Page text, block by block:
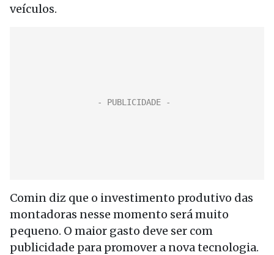
veículos.
Comin diz que o investimento produtivo das
montadoras nesse momento será muito
pequeno. O maior gasto deve ser com
publicidade para promover a nova tecnologia.